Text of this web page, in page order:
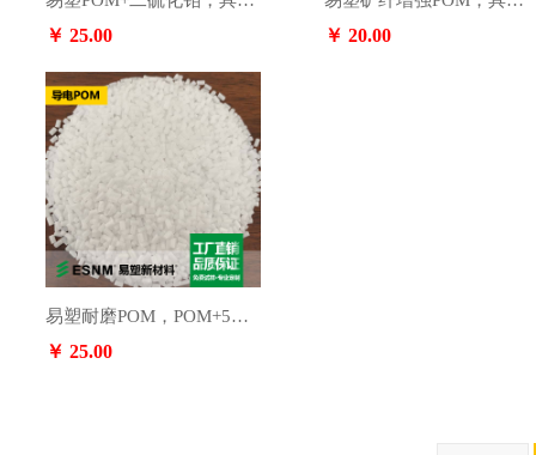
￥ 25.00 ￥ 20.00
易塑耐磨POM，POM+5%四氟乙烯，广泛用于汽车安全装置、内门把手、门锁基座
￥ 25.00